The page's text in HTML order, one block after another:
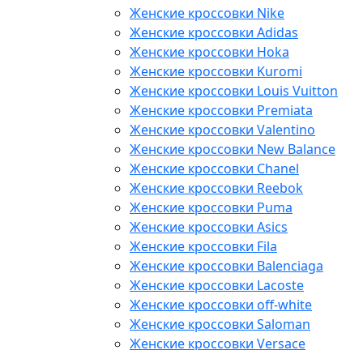
Женские кроссовки Nike
Женские кроссовки Adidas
Женские кроссовки Hoka
Женские кроссовки Kuromi
Женские кроссовки Louis Vuitton
Женские кроссовки Premiata
Женские кроссовки Valentino
Женские кроссовки New Balance
Женские кроссовки Chanel
Женские кроссовки Reebok
Женские кроссовки Puma
Женские кроссовки Asics
Женские кроссовки Fila
Женские кроссовки Balenciaga
Женские кроссовки Lacoste
Женские кроссовки off-white
Женские кроссовки Saloman
Женские кроссовки Versace